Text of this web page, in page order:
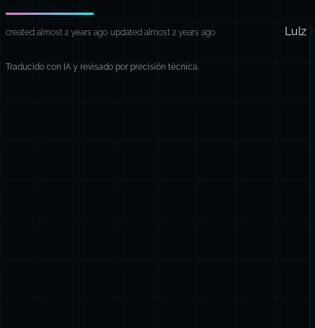
created almost 2 years ago updated almost 2 years ago Lulz
Traducido con IA y revisado por precisión técnica.